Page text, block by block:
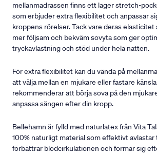
mellanmadrassen finns ett lager stretch-
som erbjuder extra flexibilitet och anpassar
kroppens rörelser. Tack vare deras elasticitet
mer följsam och bekväm sovyta som ger
tryckavlastning och stöd under hela natten.
För extra flexibilitet kan du vända på
att välja mellan en mjukare eller fastare
rekommenderar att börja sova på den
anpassa sängen efter din kropp.
Bellehamn är fylld med naturlatex från Vita
100% naturligt material som effektivt
förbättrar blodcirkulationen och formar sig